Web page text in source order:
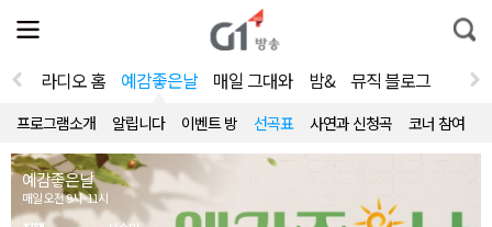
전
체
뉴
열
통
합
라디오 홈 예감좋은날 매일 그대와 밤& 뮤직 블로그
프로그램소개 알립니다 이벤트 방 선곡표 사연과 신청곡 코너 참여
예감좋은날
매일 오전 9시~11시